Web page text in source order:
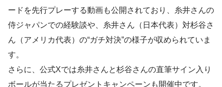
ードを先行プレーする動画も公開されており、糸井さんの
侍ジャパンでの経験談や、糸井さん（日本代表）対杉谷さ
ん（アメリカ代表）の“ガチ対決”の様子が収められていま
す。
さらに、公式Xでは糸井さんと杉谷さんの直筆サイン入り
ボールが当たるプレゼントキャンペーンも開催中です。